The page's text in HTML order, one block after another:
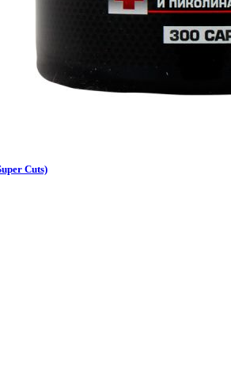
Cuts)